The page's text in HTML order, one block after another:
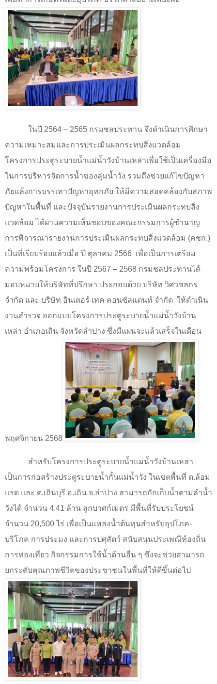
ในปี 2564 – 2565 กรมชลประทาน จึงดำเนินการศึกษา
ความเหมาะสมและการประเมินผลกระทบสิ่งแวดล้อม
โครงการประตูระบายน้ำแม่น้ำวังบ้านเหล่าเพื่อใช้เป็นเครื่องมือ
ในการบริหารจัดการน้ำของลุ่มน้ำวัง รวมถึงช่วยแก้ไขปัญหา
ภัยแล้งการบรรเทาปัญหาอุทกภัย ให้มีความสอดคล้องกับสภาพ
ปัญหาในพื้นที่ และปัจจุบันรายงานการประเมินผลกระทบสิ่ง
แวดล้อม ได้ผ่านความเห็นชอบของคณะกรรมการผู้ชำนาญ
การพิจารณารายงานการประเมินผลกระทบสิ่งแวดล้อม (คชก.)
เป็นที่เรียบร้อยแล้วเมื่อ ปี ตุลาคม 2566 เพื่อเป็นการเตรียม
ความพร้อมโครงการ ในปี 2567 – 2568 กรมชลประทานได้
มอบหมายให้บริษัทที่ปรึกษา ประกอบด้วย บริษัท วิศวชลกร
จำกัด และ บริษัท อินเตอร์ เทค คอนซัลแตนท์ จำกัด ให้ดำเนิน
งานสำรวจ ออกแบบโครงการประตูระบายน้ำแม่น้ำวังบ้าน
เหล่า อำเภอเถิน จังหวัดลำปาง ซึ่งมีแผนจะแล้วเสร็จในเดือน
พฤศจิกายน 2568
สำหรับโครงการประตูระบายน้ำแม่น้ำวังบ้านเหล่า
เป็นการก่อสร้างประตูระบายน้ำกั้นแม่น้ำวัง ในเขตพื้นที่ ต.ล้อม
แรด และ ต.เถินบุรี อ.เถิน จ.ลำปาง สามารถกักเก็บน้ำตามลำน้ำ
วังได้ จำนวน 4.41 ล้าน ลูกบาศก์เมตร มีพื้นที่รับประโยชน์
จำนวน 20,500 ไร่ เพื่อเป็นแหล่งน้ำต้นทุนสำหรับอุปโภค-
บริโภค การประมง และการปศุสัตว์ สนับสนุนประเพณีท้องถิ่น
การท่องเที่ยว กิจกรรมการใช้น้ำด้านอื่น ๆ ซึ่งจะช่วยสามารถ
ยกระดับคุณภาพชีวิตของประชาชนในพื้นที่ให้ดีขึ้นต่อไป